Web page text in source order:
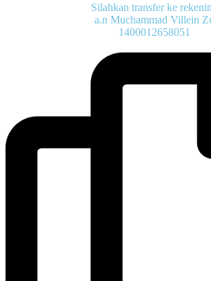
Silahkan transfer ke
a.n Muchammad Villein
1400012658051